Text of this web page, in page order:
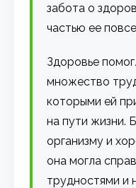
забота о
частью ее
Здоровье
множество
которыми ей
на пути жизни.
организму и
она могла
трудностями и